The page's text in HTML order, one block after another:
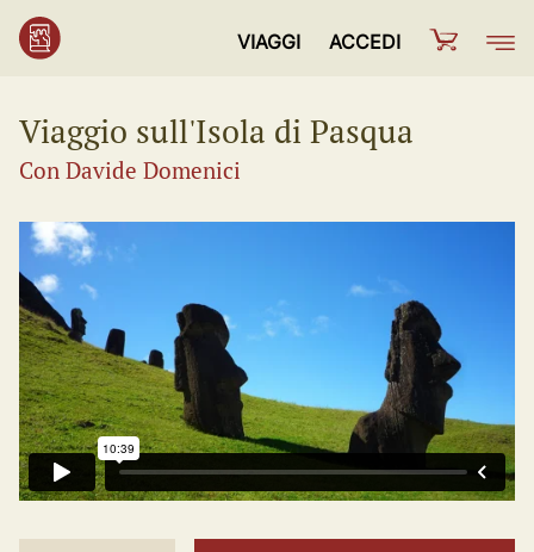
VIAGGI ACCEDI
Viaggio sull'Isola di Pasqua
Con Davide Domenici